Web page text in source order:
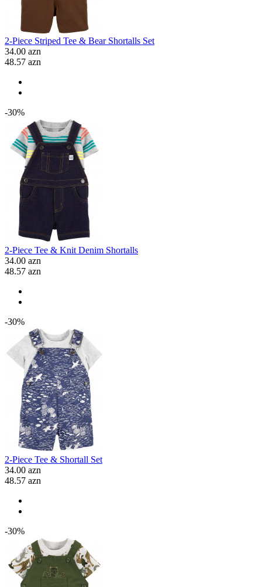
2-Piece Striped Tee & Bear Shortalls Set
34.00 azn
48.57 azn
-30%
2-Piece Tee & Knit Denim Shortalls
34.00 azn
48.57 azn
-30%
2-Piece Tee & Shortall Set
34.00 azn
48.57 azn
-30%